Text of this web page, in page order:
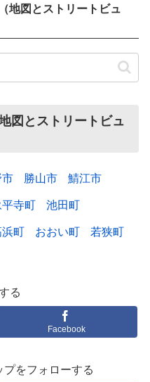
地図とストリートビュ
図とストリートビュ
市 勝山市 鯖江市
平寺町 池田町
浜町 おおい町 若狭町
る
Facebook
をフォローする